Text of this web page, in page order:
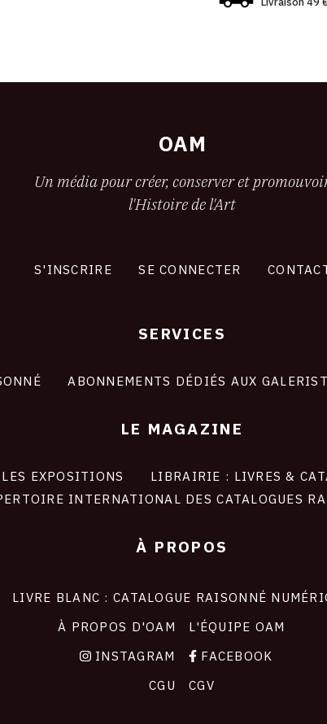
OAM
Un média pour créer, conserver et
l'Histoire de l'Art
S'INSCRIRE SE CONNECTER
SERVICES
ABONNEMENTS DÉDIÉS AUX
LE MAGAZINE
LES EXPOSITIONS LIBRAIRIE : LIVRES &
INTERNATIONAL DES CATALOGUES
À PROPOS
LIVRE BLANC : CATALOGUE RAISONNÉ
À PROPOS D'OAM
L'ÉQUIPE OAM
INSTAGRAM
FACEBOOK
CGU
CGV